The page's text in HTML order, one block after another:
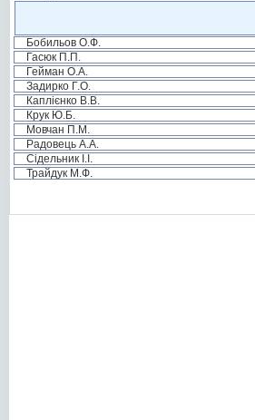
Бобильов О.Ф.
Гасюк П.П.
Гейман О.А.
Задирко Г.О.
Каплієнко В.В.
Крук Ю.Б.
Мовчан П.М.
Радовець А.А.
Сідельник І.І.
Трайдук М.Ф.